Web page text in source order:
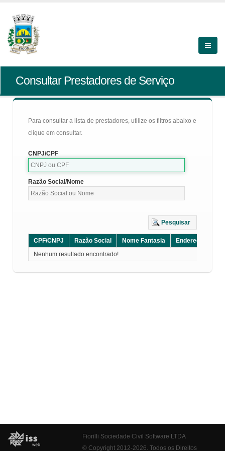
Consultar Prestadores de Serviço
Para consultar a lista de prestadores, utilize os filtros abaixo e
clique em consultar.
CNPJ/CPF
Razão Social/Nome
Pesquisar
CPF/CNPJ Razão Social Nome Fantasia Endereço
Nenhum resultado encontrado!
Fiorilli Sociedade Civil Software LTDA
© Copyright 2012-2026. Todos os Direitos